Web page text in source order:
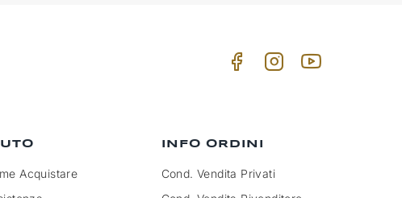
Acquistare
INFO ORDINI
Cond. Vendita Privati